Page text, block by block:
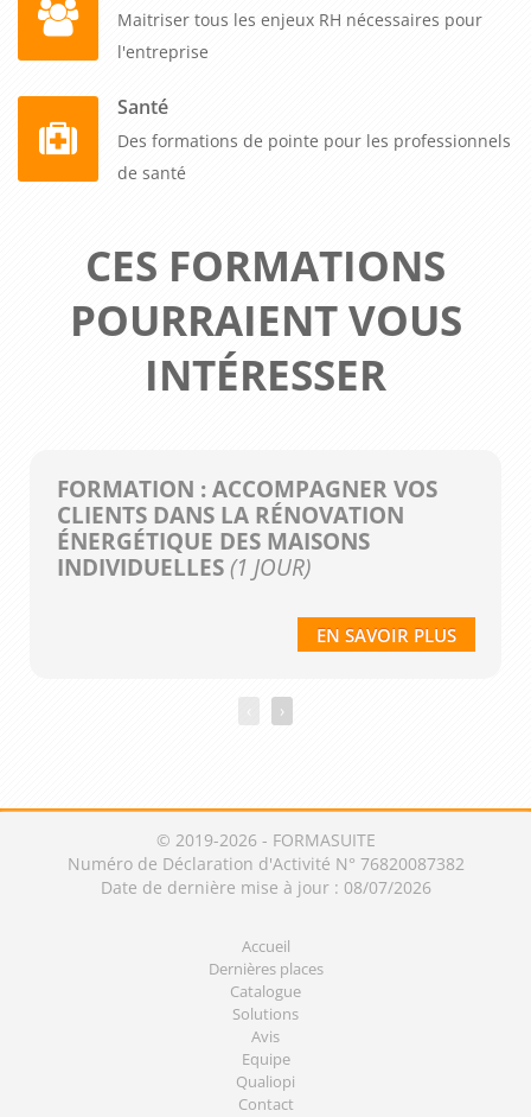
Maitriser tous les enjeux RH nécessaires pour
l'entreprise
Santé
Des formations de pointe pour les professionnels
de santé
CES FORMATIONS
POURRAIENT VOUS
INTÉRESSER
FORMATION : ACCOMPAGNER VOS
CLIENTS DANS LA RÉNOVATION
ÉNERGÉTIQUE DES MAISONS
INDIVIDUELLES(1 JOUR)
EN SAVOIR PLUS
›
© 2019-2026 - FORMASUITE
Numéro de Déclaration d'Activité N° 76820087382
Date de dernière mise à jour : 08/07/2026
Accueil
Dernières places
Catalogue
Solutions
Avis
Equipe
Qualiopi
Contact